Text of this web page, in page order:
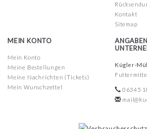
Kontakt
Sitemap
MEIN KONTO
Mein Konto
Meine Bestellungen
Meine Nachrichten (Tickets)
Mein Wunschzettel
Kügler-
06345